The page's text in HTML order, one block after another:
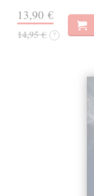
13,90 €
14,95 € ?